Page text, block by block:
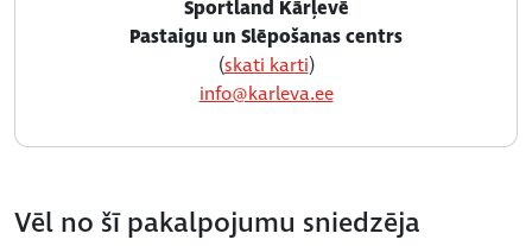
Sportland Kārļevē
Pastaigu un Slēpošanas centrs
(skati karti)
info@karleva.ee
Vēl no šī pakalpojumu sniedzēja